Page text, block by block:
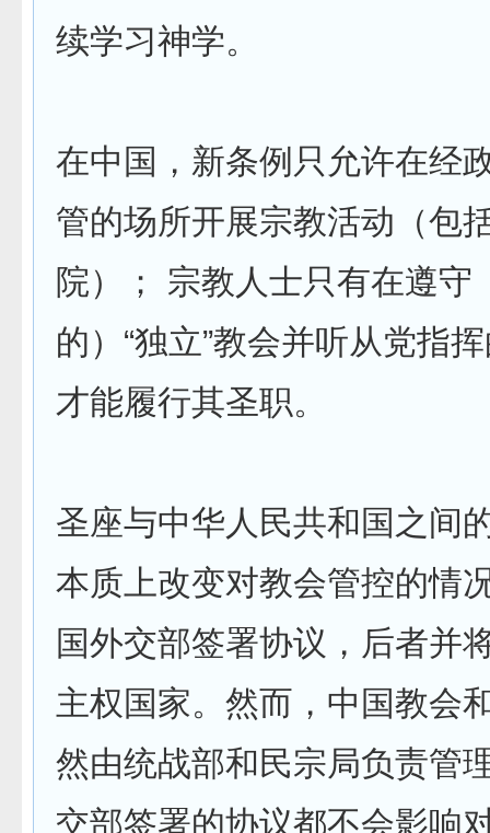
续学习神学。
在中国，新条例只允许在经
管的场所开展宗教活动（包
院）； 宗教人士只有在遵守
的）“独立”教会并听从党指
才能履行其圣职。
圣座与中华人民共和国之间
本质上改变对教会管控的情
国外交部签署协议，后者并
主权国家。然而，中国教会
然由统战部和民宗局负责管
交部签署的协议都不会影响